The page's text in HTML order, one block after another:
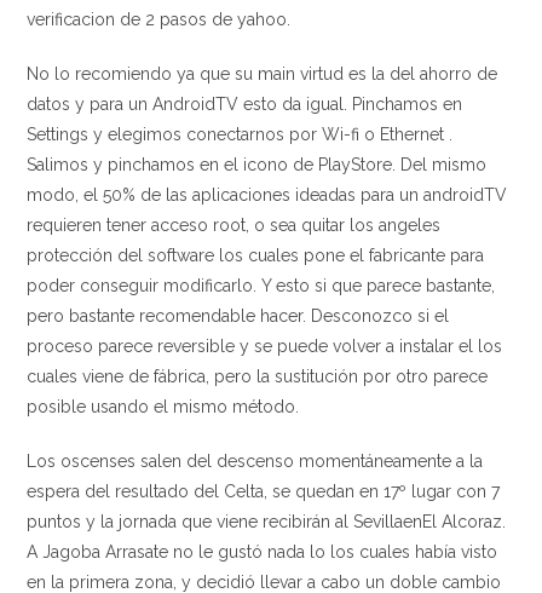
verificacion de 2 pasos de yahoo.
No lo recomiendo ya que su main virtud es la del ahorro de
datos y para un AndroidTV esto da igual. Pinchamos en
Settings y elegimos conectarnos por Wi-fi o Ethernet .
Salimos y pinchamos en el icono de PlayStore. Del mismo
modo, el 50% de las aplicaciones ideadas para un androidTV
requieren tener acceso root, o sea quitar los angeles
protección del software los cuales pone el fabricante para
poder conseguir modificarlo. Y esto si que parece bastante,
pero bastante recomendable hacer. Desconozco si el
proceso parece reversible y se puede volver a instalar el los
cuales viene de fábrica, pero la sustitución por otro parece
posible usando el mismo método.
Los oscenses salen del descenso momentáneamente a la
espera del resultado del Celta, se quedan en 17º lugar con 7
puntos y la jornada que viene recibirán al SevillaenEl Alcoraz.
A Jagoba Arrasate no le gustó nada lo los cuales había visto
en la primera zona, y decidió llevar a cabo un doble cambio